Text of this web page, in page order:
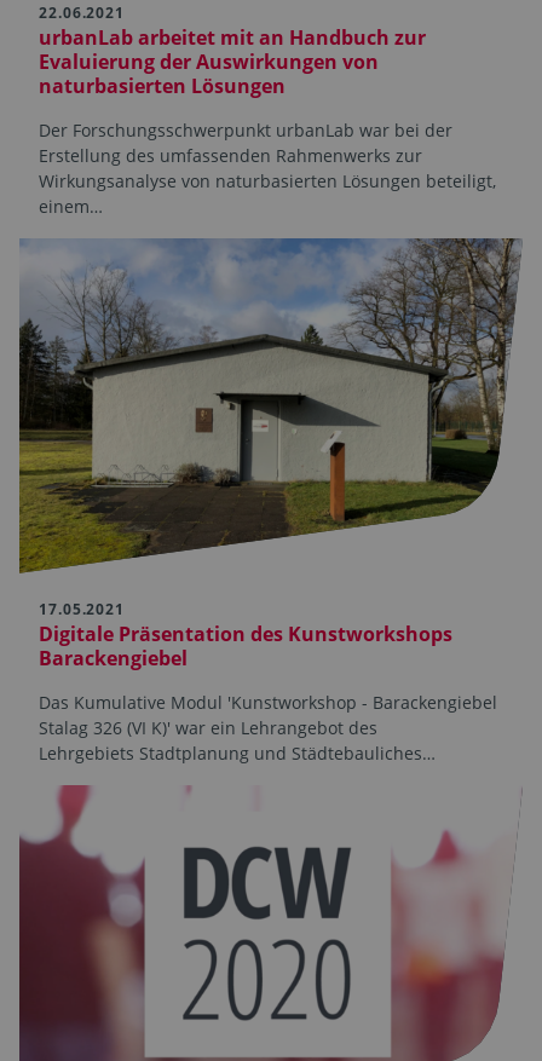
22.06.2021
urbanLab arbeitet mit an Handbuch zur
Evaluierung der Auswirkungen von
naturbasierten Lösungen
Der Forschungsschwerpunkt urbanLab war bei der
Erstellung des umfassenden Rahmenwerks zur
Wirkungsanalyse von naturbasierten Lösungen beteiligt,
einem…
17.05.2021
Digitale Präsentation des Kunstworkshops
Barackengiebel
Das Kumulative Modul 'Kunstworkshop - Barackengiebel
Stalag 326 (VI K)' war ein Lehrangebot des
Lehrgebiets Stadtplanung und Städtebauliches…